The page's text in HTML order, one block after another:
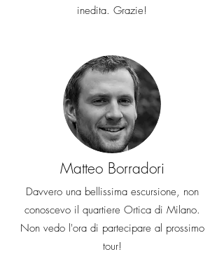
inedita. Grazie!
Matteo Borradori
Davvero una bellissima escursione, non
conoscevo il quartiere Ortica di Milano.
Non vedo l'ora di partecipare al prossimo
tour!